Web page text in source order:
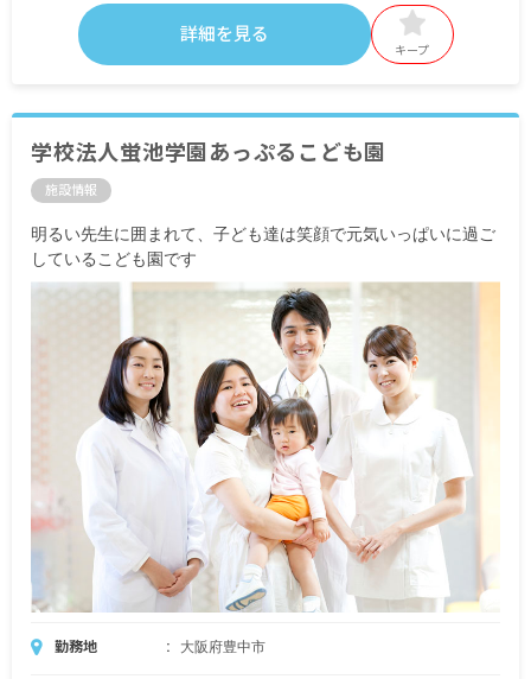
詳細を見る
キープ
学校法人蛍池学園あっぷるこども園
施設情報
明るい先生に囲まれて、子ども達は笑顔で元気いっぱいに過ご
しているこども園です
勤務地 大阪府豊中市